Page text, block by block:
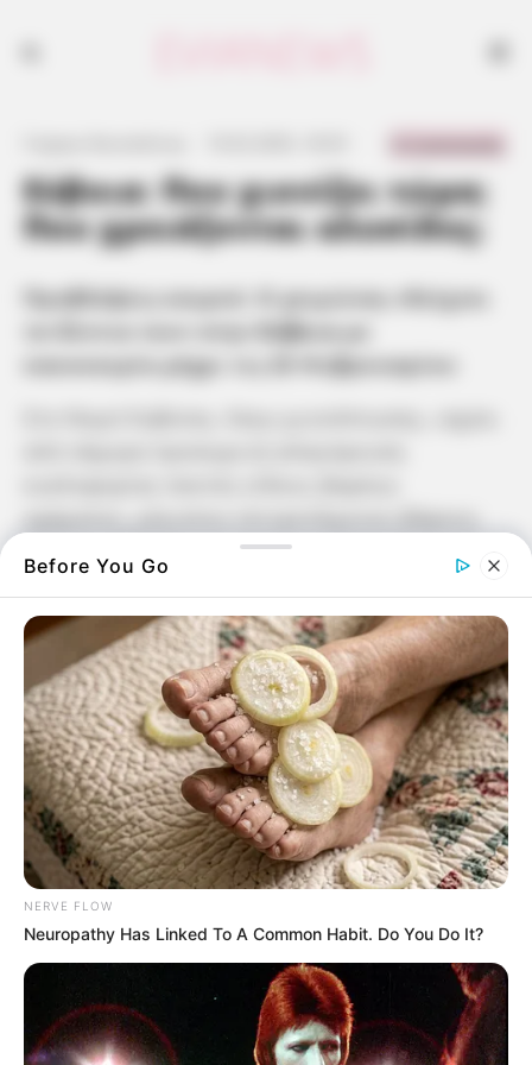
Εύβοια: Που χιονίζει τώρα;
Που χρειάζονται αλυσίδες;
Προβλέψεις καιρού: Ο χειμώνας «δείχνει
κακοκαιρία μέχρι τις 20 Φεβρουαρίου
οχήματος, μέγιστου επιτρεπόμενου βάρους
άνω των 3,5 τόνων, με την κυκλοφορία των
χρήση αντιολισθητικών αλυσίδων, από την 2η
χ/θ της Επαρχιακής οδού Αγίου Αθανασίου –
Γλυφάδας.
Η Εύβοια ετοιμάζεται για μια εβδομάδα
γεμάτη προκλήσεις από το καιρό, καθώς τα
προγνωστικά μοντέλα δείχνουν ότι ο
χειμώνας θα χτυπήσει για τα καλά τον νομό.
@evianews #snow #τωρα
#ευβοια #κακοκαιρια ♬
Dark Wave – Epic Music
Before You Go
NERVE FLOW
Neuropathy Has Linked To A Common Habit. Do You Do It?